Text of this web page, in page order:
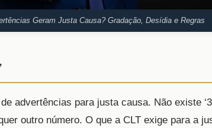
Geram Justa Causa? Gradação, Desídia e Regras
advertências para justa causa. Não existe
outro número. O que a CLT exige para a